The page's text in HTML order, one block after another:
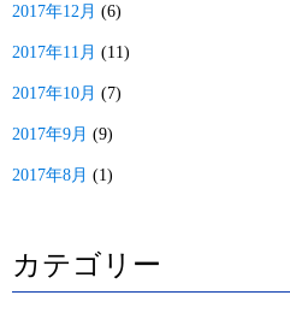
2017年12月 (6)
2017年11月 (11)
2017年10月 (7)
2017年9月 (9)
2017年8月 (1)
カテゴリー